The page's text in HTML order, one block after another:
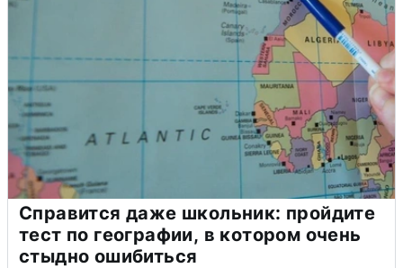
Справится даже школьник: пройдите
тест по географии, в котором очень
стыдно ошибиться